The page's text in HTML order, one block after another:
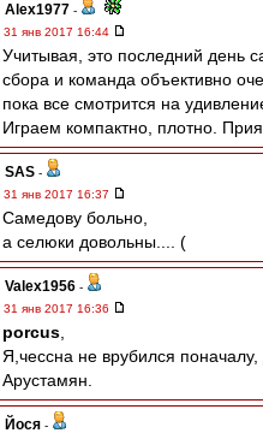
Alex1977 -
31 янв 2017 16:44
Учитывая, это последний день
сбора и команда объективно
пока все смотрится на
Играем компактно, плотно.
SAS -
31 янв 2017 16:37
Самедову больно,
а селюки довольны.... (
Valex1956 -
31 янв 2017 16:36
porcus
Я,чессна не врубился
Арустамян.
Йося -